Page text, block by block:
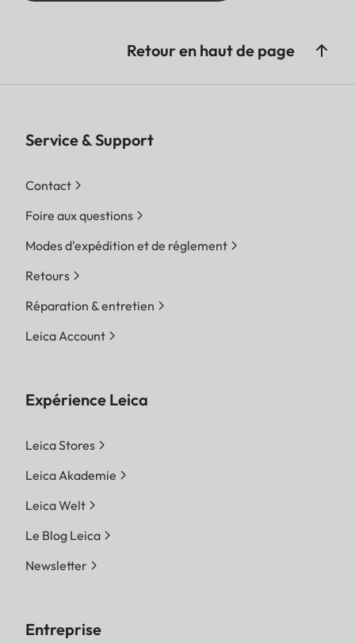
Retour en haut de page
Service & Support
Contact
Foire aux questions
Modes d'expédition et de réglement
Retours
Réparation & entretien
Leica Account
Expérience Leica
Leica Stores
Leica Akademie
Leica Welt
Le Blog Leica
Newsletter
Entreprise